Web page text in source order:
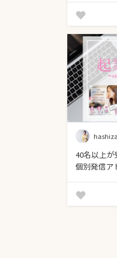
40名以上が
個別発信ア